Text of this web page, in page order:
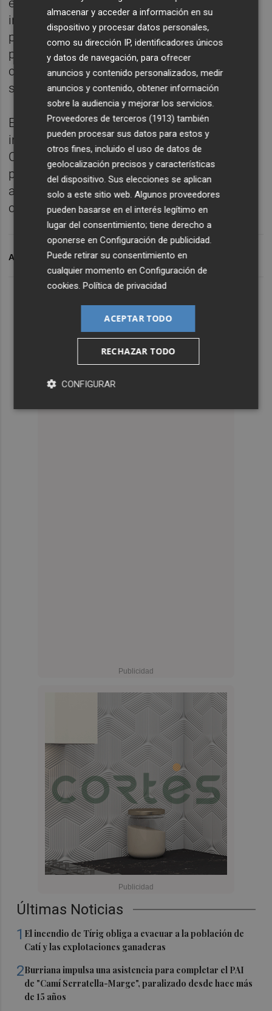
Últimas Noticias
1 El incendio de Tírig obliga a evacuar a la población de
Catí y las explotaciones ganaderas
2Burriana impulsa una asistencia para completar el PAI
de "Camí Serratella-Marge", paralizado desde hace más
de 15 años
ecológicos. Del mismo modo, se
incrementarán en los próximos meses las
paradas adaptadas para contribuir a que
personas con movilidad de reducida puedan
convertirse en clientes habituales de los
servicios de autobuses y TRAM.
Esas mejoras conllevarán un esfuerzo
inversor por parte del Ayuntamiento de
Castelló, cumpliendo así con uno de los
preceptos del Acord de Fadrell, esto es,
aumentar la calidad de vida de los
castellonenses.
ARCHIVADO EN AYUNTAMIENTO DE CASTELLÓ
almacenar y acceder a información en su
dispositivo y procesar datos personales,
como su dirección IP, identificadores únicos
y datos de navegación, para ofrecer
anuncios y contenido personalizados, medir
anuncios y contenido, obtener información
sobre la audiencia y mejorar los servicios.
Proveedores de terceros (1913) también
pueden procesar sus datos para estos y
otros fines, incluido el uso de datos de
geolocalización precisos y características
del dispositivo. Sus elecciones se aplican
solo a este sitio web. Algunos proveedores
pueden basarse en el interés legítimo en
lugar del consentimiento; tiene derecho a
oponerse enConfiguración de publicidad.
Puede retirar su consentimiento en
cualquier momento enConfiguración de
cookies.Política de privacidad
ACEPTAR TODO
RECHAZAR TODO
CONFIGURAR